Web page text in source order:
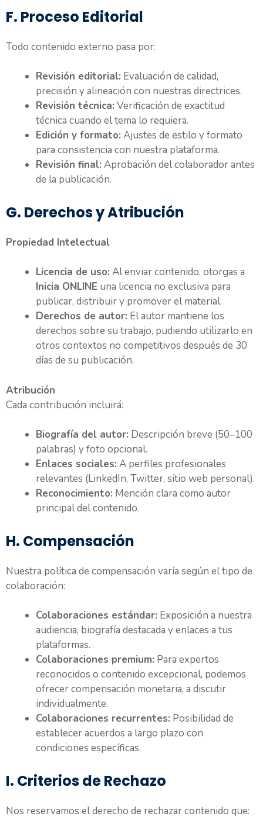
F. Proceso Editorial
Todo contenido externo pasa por:
Revisión editorial: Evaluación de calidad,
precisión y alineación con nuestras directrices.
Revisión técnica: Verificación de exactitud
técnica cuando el tema lo requiera.
Edición y formato: Ajustes de estilo y formato
para consistencia con nuestra plataforma.
Revisión final: Aprobación del colaborador antes
de la publicación.
G. Derechos y Atribución
Propiedad Intelectual
Licencia de uso: Al enviar contenido, otorgas a
Inicia ONLINE una licencia no exclusiva para
publicar, distribuir y promover el material.
Derechos de autor: El autor mantiene los
derechos sobre su trabajo, pudiendo utilizarlo en
otros contextos no competitivos después de 30
días de su publicación.
Atribución
Cada contribución incluirá:
Biografía del autor: Descripción breve (50–100
palabras) y foto opcional.
Enlaces sociales: A perfiles profesionales
relevantes (LinkedIn, Twitter, sitio web personal).
Reconocimiento: Mención clara como autor
principal del contenido.
H. Compensación
Nuestra política de compensación varía según el tipo de
colaboración:
Colaboraciones estándar: Exposición a nuestra
audiencia, biografía destacada y enlaces a tus
plataformas.
Colaboraciones premium: Para expertos
reconocidos o contenido excepcional, podemos
ofrecer compensación monetaria, a discutir
individualmente.
Colaboraciones recurrentes: Posibilidad de
establecer acuerdos a largo plazo con
condiciones específicas.
I. Criterios de Rechazo
Nos reservamos el derecho de rechazar contenido que: